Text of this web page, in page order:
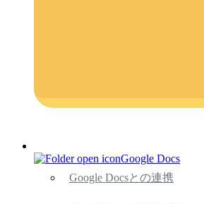
Google Docs
Google Docsとの連携